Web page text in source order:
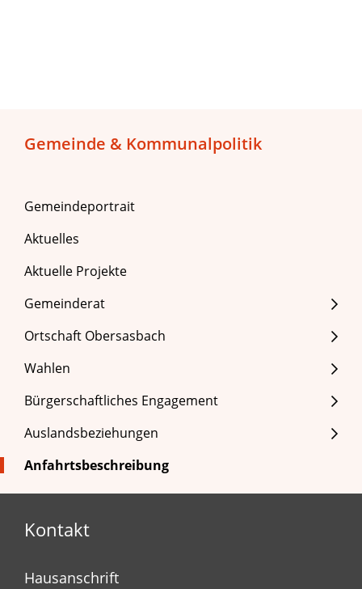
Gemeinde & Kommunalpolitik
Gemeindeportrait
Aktuelles
Aktuelle Projekte
Gemeinderat
Ortschaft Obersasbach
Wahlen
Bürgerschaftliches Engagement
Auslandsbeziehungen
Anfahrtsbeschreibung
Kontakt
Hausanschrift